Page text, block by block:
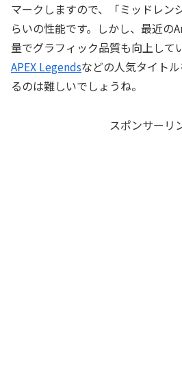
マークしますので、「ミッドレン
らいの性能です。しかし、最近の
量でグラフィック品質も向上して
APEX Legendsなどの人気タイト
るのは難しいでしょうね。
スポンサーリ